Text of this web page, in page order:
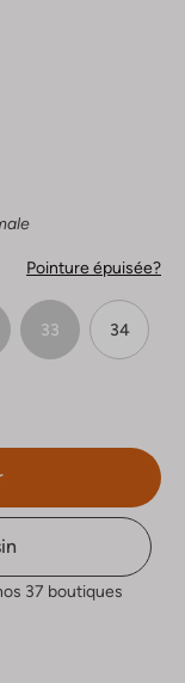
Pointure épuisée?
33 34
37 boutiques